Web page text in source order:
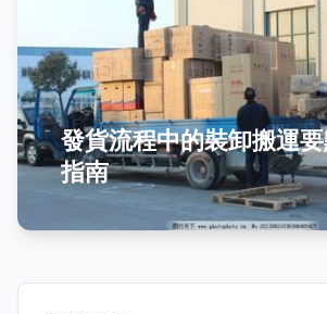
發貨流程中的裝卸搬運
指南